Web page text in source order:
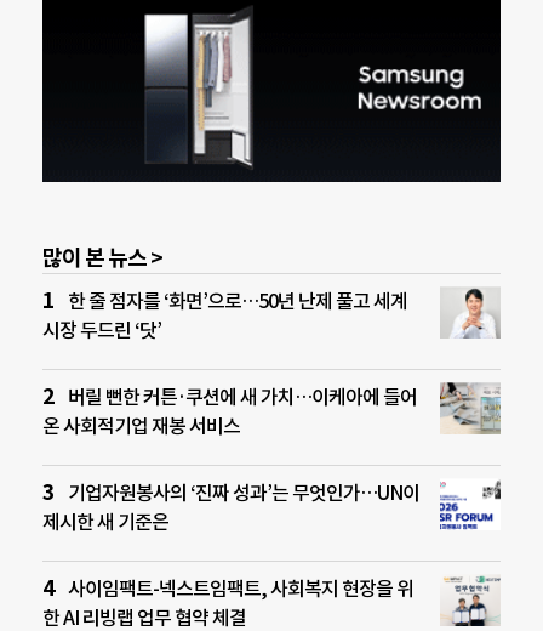
많이 본 뉴스 >
한 줄 점자를 ‘화면’으로…50년 난제 풀고 세계
시장 두드린 ‘닷’
버릴 뻔한 커튼·쿠션에 새 가치…이케아에 들어
온 사회적기업 재봉 서비스
기업자원봉사의 ‘진짜 성과’는 무엇인가…UN이
제시한 새 기준은
사이임팩트-넥스트임팩트, 사회복지 현장을 위
한 AI 리빙랩 업무 협약 체결